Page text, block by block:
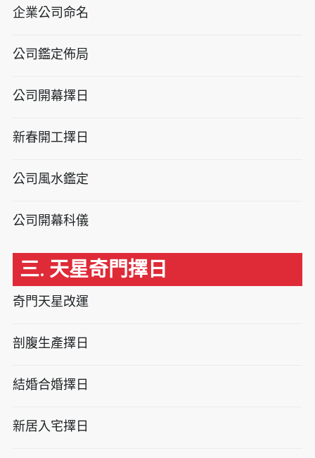
企業公司命名
公司鑑定佈局
公司開幕擇日
新春開工擇日
公司風水鑑定
公司開幕科儀
三. 天星奇門擇日
奇門天星改運
剖腹生產擇日
結婚合婚擇日
新居入宅擇日